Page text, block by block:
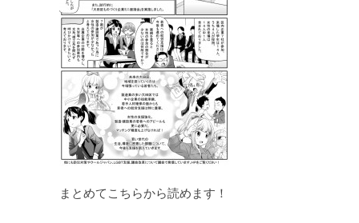
まとめてこちらから読めます！